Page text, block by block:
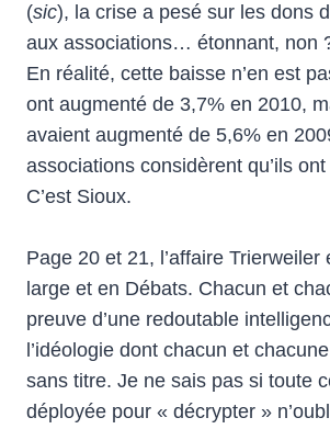
(sic), la crise a pesé sur les dons
aux associations… étonnant, non
En réalité, cette baisse n’en est
ont augmenté de 3,7% en 2010,
avaient augmenté de 5,6% en
associations considèrent qu’ils
C’est Sioux.
Page 20 et 21, l’affaire Trierweiler
large et en Débats. Chacun et
preuve d’une redoutable
l’idéologie dont chacun et
sans titre. Je ne sais pas si toute
déployée pour « décrypter »